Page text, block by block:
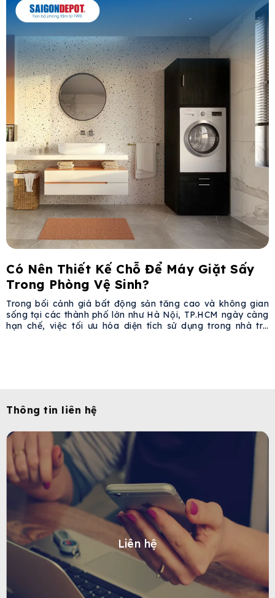
Có Nên Thiết Kế Chỗ Để Máy Giặt Sấy
Trong Phòng Vệ Sinh?
Trong bối cảnh giá bất động sản tăng cao và không gian
sống tại các thành phố lớn như Hà Nội, TP.HCM ngày càng
hạn chế, việc tối ưu hóa diện tích sử dụng trong nhà trở
Thông tin liên hệ
Liên hệ